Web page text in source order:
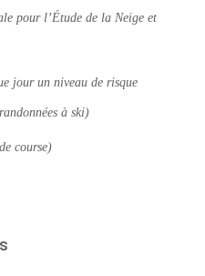
pour l’Étude de la Neige et
jour un niveau de risque
à ski)
course)